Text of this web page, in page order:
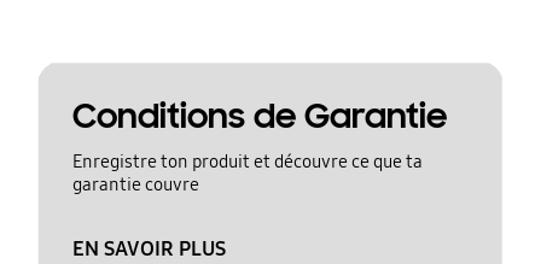
Conditions de Garantie
Enregistre ton produit et découvre ce que ta
garantie couvre
EN SAVOIR PLUS